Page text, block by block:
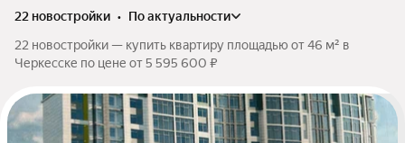
22 новостройки •
по актуальности
22 новостройки — купить квартиру площадью от 46 м² в
Черкесске по цене от 5 595 600 ₽